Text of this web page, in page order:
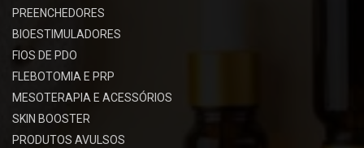
PREENCHEDORES
BIOESTIMULADORES
FIOS DE PDO
FLEBOTOMIA E PRP
MESOTERAPIA E ACESSÓRIOS
SKIN BOOSTER
PRODUTOS AVULSOS